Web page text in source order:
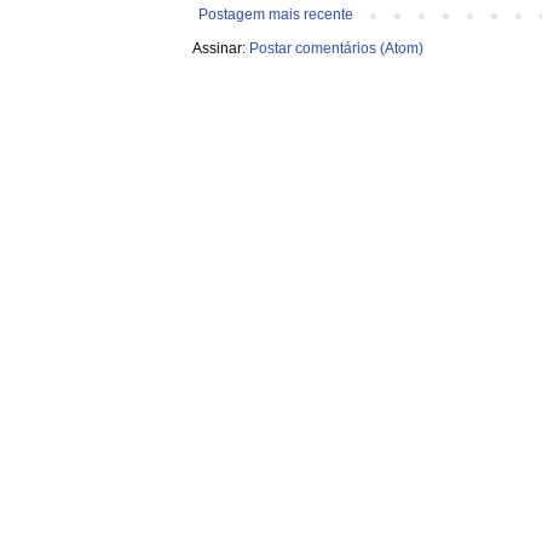
Postagem mais recente
Assinar: Postar comentários (Atom)